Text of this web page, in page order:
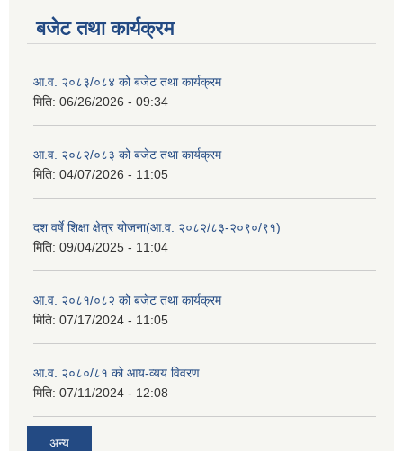
बजेट तथा कार्यक्रम
आ.व. २०८३/०८४ को बजेट तथा कार्यक्रम
मिति: 06/26/2026 - 09:34
आ.व. २०८२/०८३ को बजेट तथा कार्यक्रम
मिति: 04/07/2026 - 11:05
दश वर्षे शिक्षा क्षेत्र योजना(आ.व. २०८२/८३-२०९०/९१)
मिति: 09/04/2025 - 11:04
आ.व. २०८१/०८२ को बजेट तथा कार्यक्रम
मिति: 07/17/2024 - 11:05
आ.व. २०८०/८१ को आय-व्यय विवरण
मिति: 07/11/2024 - 12:08
अन्य